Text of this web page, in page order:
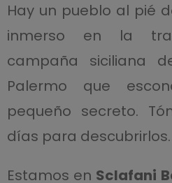
Hay un pueblo al pié
inmerso en la
campaña siciliana
Palermo que
pequeño secreto.
días para descubrirlos.
Estamos en Sclafani